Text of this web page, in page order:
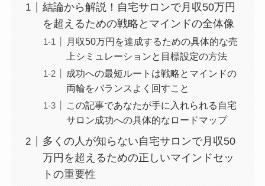
結論から解説！自宅サロンで月収50万円
を超えるための戦略とマインドの全体像
月収50万円を達成するための具体的な売
上シミュレーションと目標設定の方法
成功への最短ルートは戦略とマインドの
両輪をバランスよく回すこと
この記事であなたが手に入れられる自宅
サロン成功への具体的なロードマップ
多くの人が知らない自宅サロンで月収50
万円を超えるための正しいマインドセッ
トの重要性